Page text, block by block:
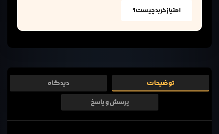
امتیاز خرید چیست؟
توضیحات دیدگاه
پرسش و پاسخ